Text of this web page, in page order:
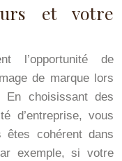
et votre
l’opportunité de
de marque lors
En choisissant des
d’entreprise, vous
cohérent dans
exemple, si votre